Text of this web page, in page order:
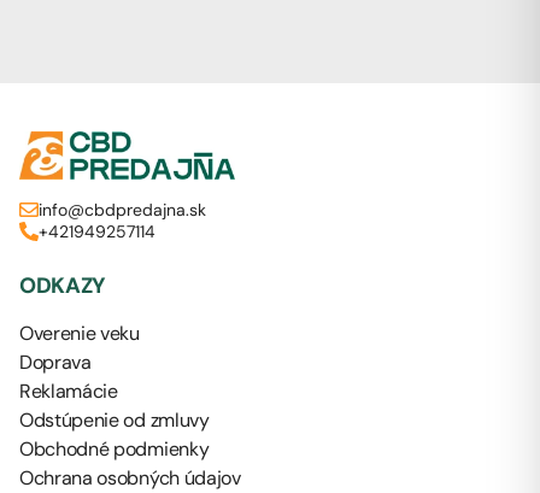
info@cbdpredajna.sk
+421949257114
ODKAZY
Overenie veku
Doprava
Reklamácie
Odstúpenie od zmluvy
Obchodné podmienky
Ochrana osobných údajov